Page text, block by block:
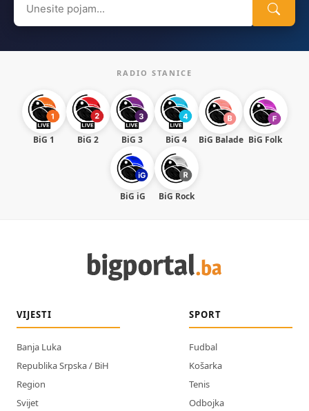
for:
RADIO STANICE
BiG 1 BiG 2 BiG 3 BiG 4 BiG Balade BiG Folk
BiG iG BiG Rock
VIJESTI
Banja Luka
Republika Srpska / BiH
Region
Svijet
SPORT
Fudbal
Košarka
Tenis
Odbojka